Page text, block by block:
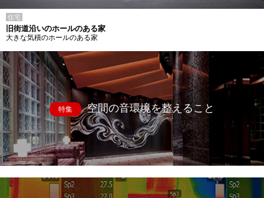
住宅
旧街道沿いのホールのある家
大きな気積のホールのある家
特集 空間の音環境を整えること